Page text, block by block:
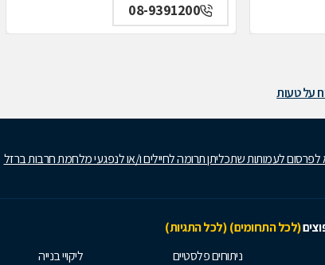
08-9391200
על טעות
לפרסום לעמותות שתכליתן תרומה לחיילים ו/או לנפגעי מלחמת חרבות ברזל
(לכל התחומים) (לכל התגיות)
ניתוחים פלסטיים
ליקויי בנייה